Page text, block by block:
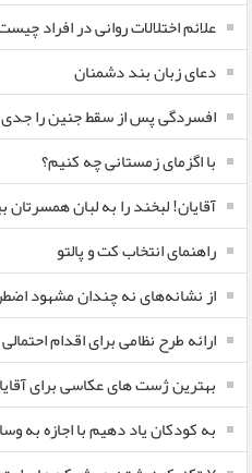
علائم اختلالات روانی در افراد
دعای زبان بند دشمنان
افسردگی پس از سقط جنین را
با اگزمای زمستانی چه کنیم؟
آقایان! لبخند را به لبان همسرتان
راهنمای انتخاب کت و پالتو
از نشانه‌های نه چندان مشهود
ارائه طرح نظامی برای اقدام
بهترین ژست های عکاسی برای
به کودکان یاد دهیم با اجازه به